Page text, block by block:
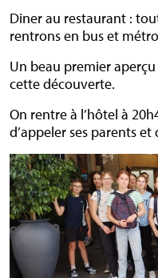
Diner au restaurant :
rentrons en bus et
Un beau premier
cette découverte.
On rentre à l’hôtel à
d’appeler ses parents et